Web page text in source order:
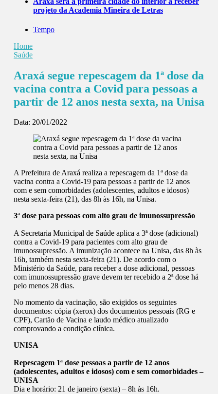
projeto da Academia Mineira de Letras
Tempo
Home
Saúde
Araxá segue repescagem da 1ª dose da
vacina contra a Covid para pessoas a
partir de 12 anos nesta sexta, na Unisa
Data: 20/01/2022
A Prefeitura de Araxá realiza a repescagem da 1ª dose da
vacina contra a Covid-19 para pessoas a partir de 12 anos
com e sem comorbidades (adolescentes, adultos e idosos)
nesta sexta-feira (21), das 8h às 16h, na Unisa.
3ª dose para pessoas com alto grau de imunossupressão
A Secretaria Municipal de Saúde aplica a 3ª dose (adicional)
contra a Covid-19 para pacientes com alto grau de
imunossupressão. A imunização acontece na Unisa, das 8h às
16h, também nesta sexta-feira (21). De acordo com o
Ministério da Saúde, para receber a dose adicional, pessoas
com imunossupressão grave devem ter recebido a 2ª dose há
pelo menos 28 dias.
No momento da vacinação, são exigidos os seguintes
documentos: cópia (xerox) dos documentos pessoais (RG e
CPF), Cartão de Vacina e laudo médico atualizado
comprovando a condição clínica.
UNISA
Repescagem 1ª dose pessoas a partir de 12 anos
(adolescentes, adultos e idosos) com e sem comorbidades –
UNISA
Dia e horário: 21 de janeiro (sexta) – 8h às 16h.